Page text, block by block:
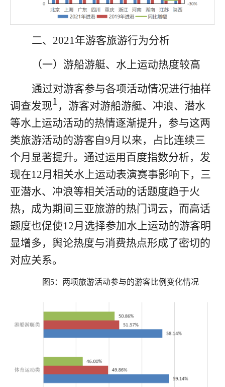
二、 2021 年游客旅游行为分析
（一）游船游艇、水上运动热度较高
通过对游客参与各项活动情况进行抽样
调查发现1 ，游客对游船游艇、冲浪、潜水
等水上运动活动的热情逐渐提升，参与这两
类旅游活动的游客自9月以来，占比连续三
个月显著提升。通过运用百度指数分析，发
现在12月相关水上运动表演赛事影响下，三
亚潜水、冲浪等相关活动的话题度趋于火
热，成为期间三亚旅游的热门词云，而高话
题度也促使12月选择参加水上运动的游客明
显增多，舆论热度与消费热点形成了密切的
对应关系。
图 5：两项旅游活动参与的游客比例变化情况